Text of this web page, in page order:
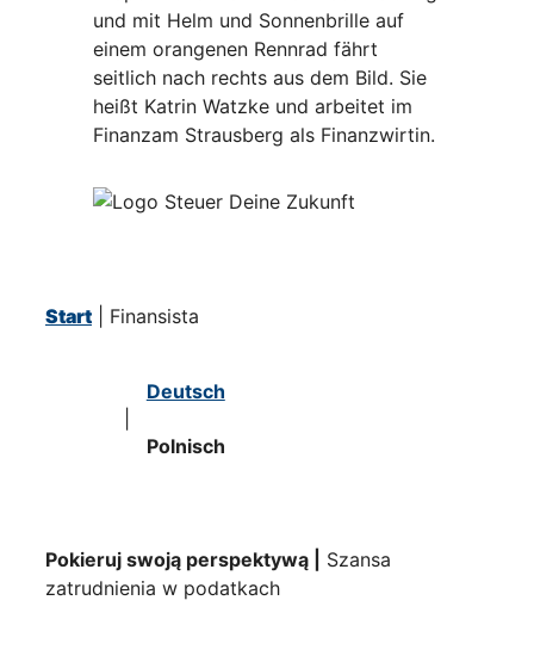
Start Finansista
Deutsch
Polnisch
Pokieruj swoją perspektywą |
Szansa
zatrudnienia w podatkach